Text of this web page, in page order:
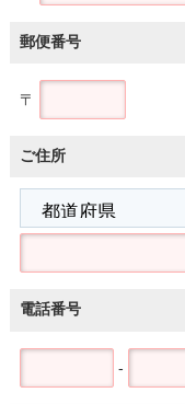
郵便番号
〒
ご住所
電話番号
-